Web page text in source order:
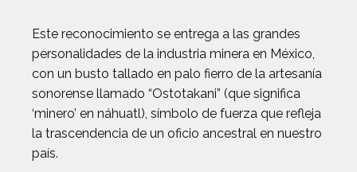
Este reconocimiento se entrega a las grandes
personalidades de la industria minera en México,
con un busto tallado en palo fierro de la artesanía
sonorense llamado “Ostotakani” (que significa
‘minero’ en náhuatl), símbolo de fuerza que refleja
la trascendencia de un oficio ancestral en nuestro
país.